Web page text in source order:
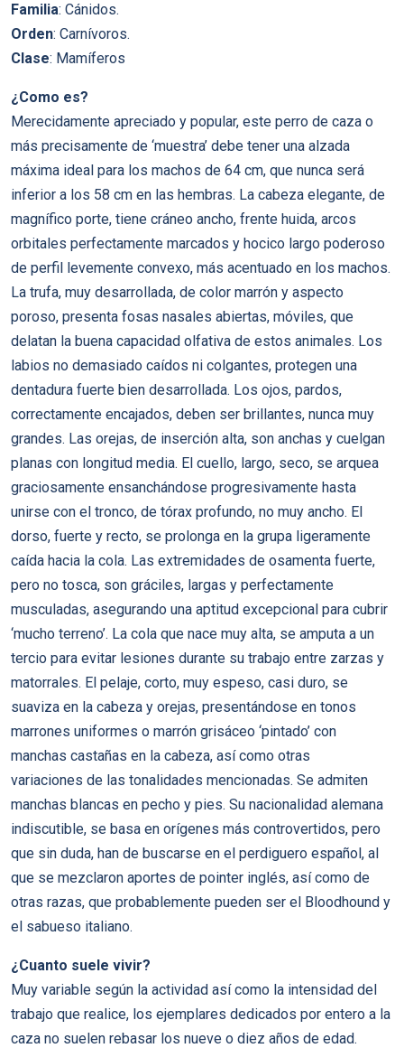
Familia: Cánidos.
Orden: Carnívoros.
Clase: Mamíferos
¿Como es?
Merecidamente apreciado y popular, este perro de caza o
más precisamente de ‘muestra’ debe tener una alzada
máxima ideal para los machos de 64 cm, que nunca será
inferior a los 58 cm en las hembras. La cabeza elegante, de
magnífico porte, tiene cráneo ancho, frente huida, arcos
orbitales perfectamente marcados y hocico largo poderoso
de perfil levemente convexo, más acentuado en los machos.
La trufa, muy desarrollada, de color marrón y aspecto
poroso, presenta fosas nasales abiertas, móviles, que
delatan la buena capacidad olfativa de estos animales. Los
labios no demasiado caídos ni colgantes, protegen una
dentadura fuerte bien desarrollada. Los ojos, pardos,
correctamente encajados, deben ser brillantes, nunca muy
grandes. Las orejas, de inserción alta, son anchas y cuelgan
planas con longitud media. El cuello, largo, seco, se arquea
graciosamente ensanchándose progresivamente hasta
unirse con el tronco, de tórax profundo, no muy ancho. El
dorso, fuerte y recto, se prolonga en la grupa ligeramente
caída hacia la cola. Las extremidades de osamenta fuerte,
pero no tosca, son gráciles, largas y perfectamente
musculadas, asegurando una aptitud excepcional para cubrir
‘mucho terreno’. La cola que nace muy alta, se amputa a un
tercio para evitar lesiones durante su trabajo entre zarzas y
matorrales. El pelaje, corto, muy espeso, casi duro, se
suaviza en la cabeza y orejas, presentándose en tonos
marrones uniformes o marrón grisáceo ‘pintado’ con
manchas castañas en la cabeza, así como otras
variaciones de las tonalidades mencionadas. Se admiten
manchas blancas en pecho y pies. Su nacionalidad alemana
indiscutible, se basa en orígenes más controvertidos, pero
que sin duda, han de buscarse en el perdiguero español, al
que se mezclaron aportes de pointer inglés, así como de
otras razas, que probablemente pueden ser el Bloodhound y
el sabueso italiano.
¿Cuanto suele vivir?
Muy variable según la actividad así como la intensidad del
trabajo que realice, los ejemplares dedicados por entero a la
caza no suelen rebasar los nueve o diez años de edad.